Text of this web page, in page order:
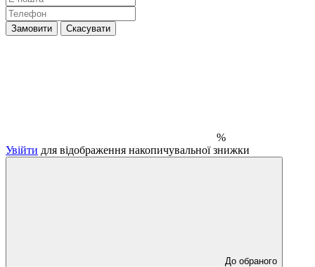
Замовити Скасувати
%
Увійти для відображення накопичувальної знижки
До обраного